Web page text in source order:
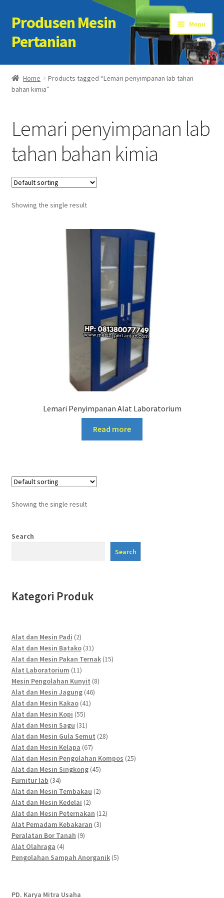
Skip
to
navigation
Skip
to
content
Produsen Mesin
Pertanian
Menu
Home
Artikel
Checkout
Home
Products tagged “Lemari penyimpanan lab tahan
bahan kimia”
Lemari penyimpanan lab
tahan bahan kimia
Showing the single result
Lemari Penyimpanan Alat Laboratorium
Read more
Showing the single result
Search
Search
Kategori Produk
Alat dan Mesin Padi 22
products
Alat dan Mesin Batako 3131
products
Alat dan Mesin Pakan Ternak 1515
Alat Laboratorium 1111
products
Mesin Pengolahan Kunyit 88
Alat dan Mesin Jagung 4646
Alat dan Mesin Kakao 4141
Alat dan Mesin Kopi 5555
products
Alat dan Mesin Sagu 3131
products
Alat dan Mesin Gula Semut 2828
Alat dan Mesin Kelapa 6767
products
Alat dan Mesin Pengolahan Kompos 2525
Alat dan Mesin Singkong 4545
Furnitur lab 3434
products
Alat dan Mesin Tembakau 22
Alat dan Mesin Kedelai 22
products
Alat dan Mesin Peternakan 1212
Alat Pemadam Kebakaran 33
Peralatan Bor Tanah 99
Alat Olahraga 44
products
Pengolahan Sampah Anorganik 55
PD. Karya Mitra Usaha